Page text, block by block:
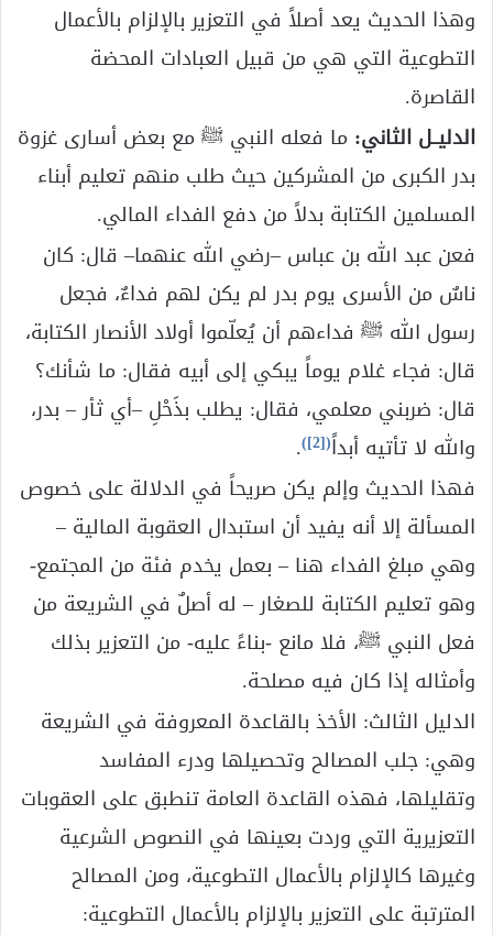
وهذا الحديث يعد أصلاً في التعزير بالإلزام بالأعمال
التطوعية التي هي من قبيل العبادات المحضة
القاصرة.
الدليــل الثاني: ما فعله النبي ﷺ مع بعض أسارى غزوة
بدر الكبرى من المشركين حيث طلب منهم تعليم أبناء
المسلمين الكتابة بدلاً من دفع الفداء المالي.
فعن عبد الله بن عباس –رضي الله عنهما– قال: كان
ناسٌ من الأسرى يوم بدر لم يكن لهم فداءٌ، فجعل
رسول الله ﷺ فداءهم أن يُعلّموا أولاد الأنصار الكتابة،
قال: فجاء غلام يوماً يبكي إلى أبيه فقال: ما شأنك؟
قال: ضربني معلمي، فقال: يطلب بذَحْلِ –أي ثأر – بدر،
والله لا تأتيه أبداً(
[2]
)
.
فهذا الحديث وإلم يكن صريحاً في الدلالة على خصوص
المسألة إلا أنه يفيد أن استبدال العقوبة المالية –
وهي مبلغ الفداء هنا – بعمل يخدم فئة من المجتمع-
وهو تعليم الكتابة للصغار – له أصلٌ في الشريعة من
فعل النبي ﷺ، فلا مانع -بناءً عليه- من التعزير بذلك
وأمثاله إذا كان فيه مصلحة.
الدليل الثالث: الأخذ بالقاعدة المعروفة في الشريعة
وهي: جلب المصالح وتحصيلها ودرء المفاسد
وتقليلها، فهذه القاعدة العامة تنطبق على العقوبات
التعزيرية التي وردت بعينها في النصوص الشرعية
وغيرها كالإلزام بالأعمال التطوعية، ومن المصالح
المترتبة على التعزير بالإلزام بالأعمال التطوعية: